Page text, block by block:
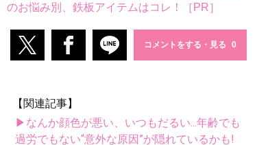
のお悩み別、鉄板アイテムはコレ！［PR］
コメントをする・見る
【関連記事】
▶なんか顔色が悪い、いつもだるい...年齢でも
過労でもない“意外な原因”が隠れているかも!